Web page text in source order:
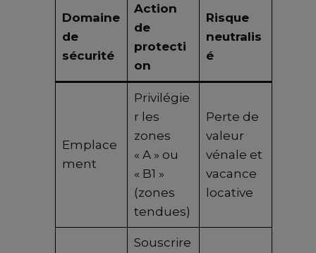
Domaine
de
sécurité
Action
de
protecti
on
Risque
neutralis
é
Emplace
ment
Privilégie
r les
zones
« A » ou
« B1 »
(zones
tendues)
Perte de
valeur
vénale et
vacance
locative
Souscrire